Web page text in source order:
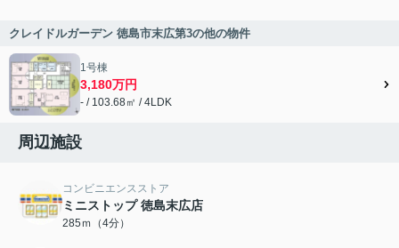
クレイドルガーデン 徳島市末広第3の他の物件
1号棟
3,180万円
- / 103.68㎡ / 4LDK
周辺施設
コンビニエンスストア
ミニストップ 徳島末広店
285ｍ（4分）